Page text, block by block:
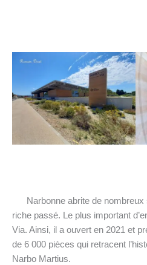
Narbonne abrite de nombreux
riche passé. Le plus important
Via. Ainsi, il a ouvert en 2021 et
de 6 000 pièces qui retracent
Narbo Martius.